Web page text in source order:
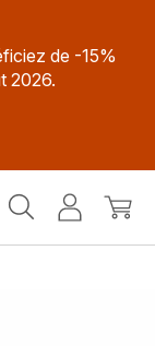
de -15%
2026.
MonMon